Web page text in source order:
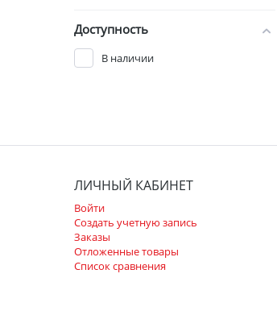
Доступность
В наличии
ЛИЧНЫЙ КАБИНЕТ
Войти
Создать учетную запись
Заказы
Отложенные товары
Список сравнения